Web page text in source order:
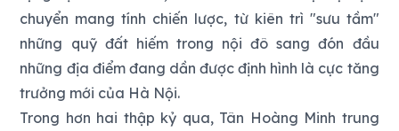
chuyển mang tính chiến lược, từ kiên trì "sưu tầm"
những quỹ đất hiếm trong nội đô sang đón đầu
những địa điểm đang dần được định hình là cực tăng
trưởng mới của Hà Nội.
Trong hơn hai thập kỷ qua, Tân Hoàng Minh trung